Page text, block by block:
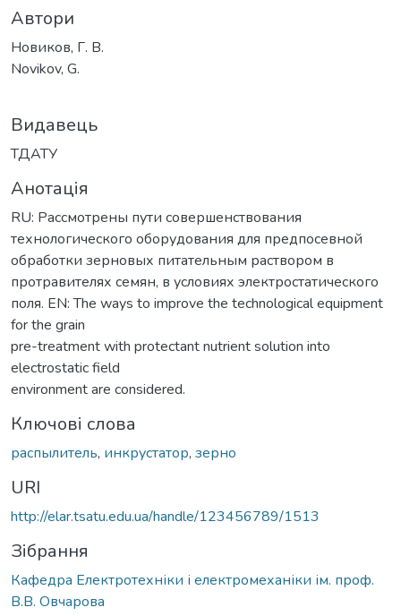
Автори
Новиков, Г. В.
Novikov, G.
Видавець
ТДАТУ
Анотація
RU: Pассмотрены пути совершенствования
технологического оборудования для предпосевной
обработки зерновых питательным раствором в
протравителях семян, в условиях электростатического
поля. EN: The ways to improve the technological equipment
for the grain
pre-treatment with protectant nutrient solution into
electrostatic field
environment are considered.
Ключові слова
распылитель, инкрустатор, зерно
URI
http://elar.tsatu.edu.ua/handle/123456789/1513
Зібрання
Кафедра Електротехніки і електромеханіки ім. проф.
В.В. Овчарова